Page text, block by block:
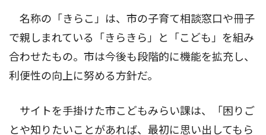
名称の「きらこ」は、市の子育て相談窓口や冊子
で親しまれている「きらきら」と「こども」を組み
合わせたもの。市は今後も段階的に機能を拡充し、
利便性の向上に努める方針だ。
サイトを手掛けた市こどもみらい課は、「困りご
とや知りたいことがあれば、最初に思い出してもら